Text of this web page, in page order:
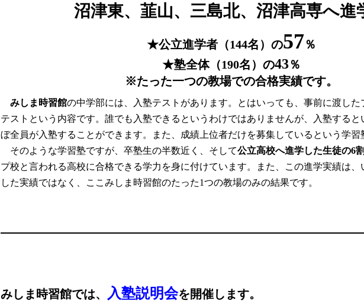
沼津東、韮山、三島北、沼津高専へ進
★公立進学者（144名）の57％
★塾全体（190名）の43％
※たった一つの教場での合格実績です。
みしま時習館の中学部には、入塾テストがあります。とはいっても、事前に渡した
テストという内容です。誰でも入塾できるというわけではありませんが、入塾すると
ぼ全員が入塾することができます。また、成績上位者だけを募集しているという学習
そのような学習塾ですが、卒塾生の半数近く、そして公立高校へ進学した生徒の6
プ校と言われる高校に合格できる学力を身に付けています。
また、この進学実績は
した実績ではなく、ここみしま時習館のたった1つの教場のみの結果です。
みしま 時習館では、 入塾説明会を開催します。